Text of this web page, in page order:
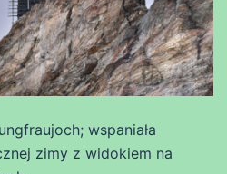
wspaniała
zimy z widokiem na